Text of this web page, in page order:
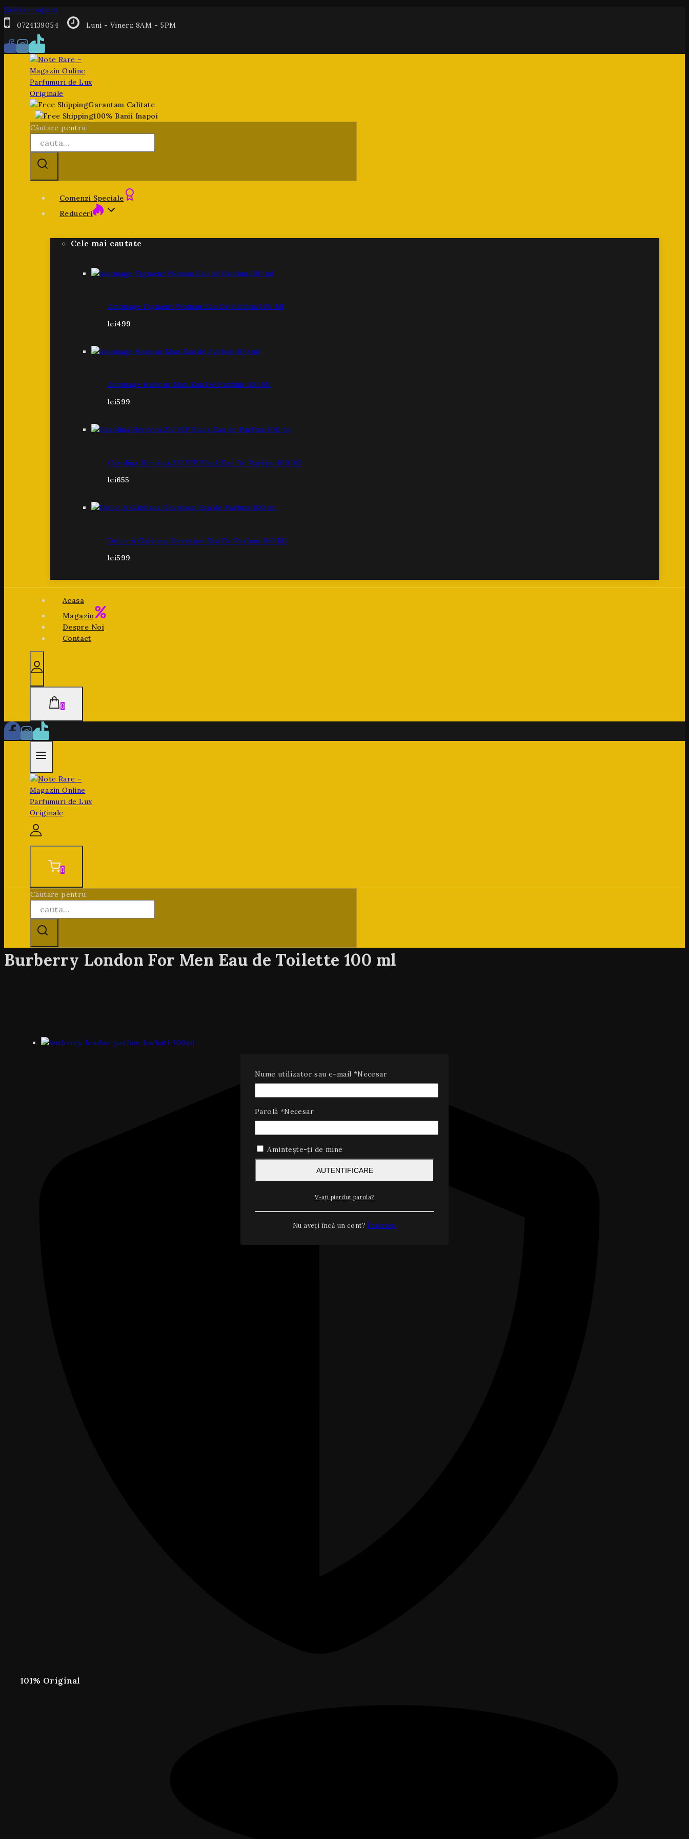
Salt la conținut
0724139054
Luni - Vineri: 8AM - 5PM
Garantam Calitate
100% Banii Inapoi
Căutare pentru:
Comenzi Speciale
Reduceri
Cele mai cautate
Amouage Figment Woman Eau De Parfum 100 Ml
lei499
Amouage Honour Man Eau De Parfum 100 Ml
lei599
Carolina Herrera 212 VIP Black Eau De Parfum 100 Ml
lei655
Dolce & Gabbana Devotion Eau De Parfum 100 Ml
lei599
Acasa
Magazin
Despre Noi
Contact
0
0
Căutare pentru:
Burberry London For Men Eau de Toilette 100 ml
101% Original
Nume utilizator sau e-mail *Necesar
Parolă *Necesar
Amintește-ți de mine
AUTENTIFICARE
V-ați pierdut parola?
Nu aveți încă un cont? Înscrieți